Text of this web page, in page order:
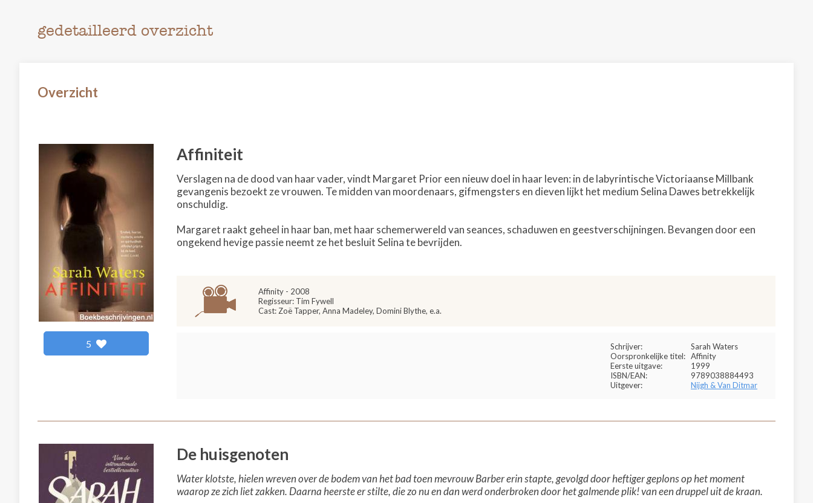
gedetailleerd overzicht
Overzicht
5
Affiniteit
Verslagen na de dood van haar vader, vindt Margaret Prior een nieuw doel in haar leven: in de labyrintische Victoriaanse Millbank
gevangenis bezoekt ze vrouwen. Te midden van moordenaars, gifmengsters en dieven lijkt het medium Selina Dawes betrekkelijk
onschuldig.
Margaret raakt geheel in haar ban, met haar schemerwereld van seances, schaduwen en geestverschijningen. Bevangen door een
ongekend hevige passie neemt ze het besluit Selina te bevrijden.
Affinity - 2008
Regisseur: Tim Fywell
Cast: Zoë Tapper, Anna Madeley, Domini Blythe, e.a.
Schrijver:
Sarah Waters
Oorspronkelijke titel: Affinity
Eerste uitgave:
1999
ISBN/EAN:
9789038884493
Uitgever:
Nijgh & Van Ditmar
De huisgenoten
Water klotste, hielen wreven over de bodem van het bad toen mevrouw Barber erin stapte, gevolgd door heftiger geplons op het moment
waarop ze zich liet zakken. Daarna heerste er stilte, die zo nu en dan werd onderbroken door het galmende plik! van een druppel uit de kraan.